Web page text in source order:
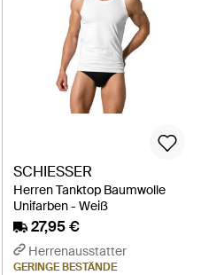
SCHIESSER
Herren Tanktop Baumwolle
Unifarben - Weiß
27,95 €
Herrenausstatter
GERINGE BESTÄNDE